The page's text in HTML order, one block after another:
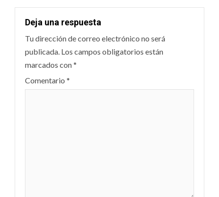
Deja una respuesta
Tu dirección de correo electrónico no será
publicada. Los campos obligatorios están
marcados con*
Comentario *